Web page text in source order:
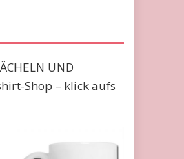
UND
Shop – klick aufs